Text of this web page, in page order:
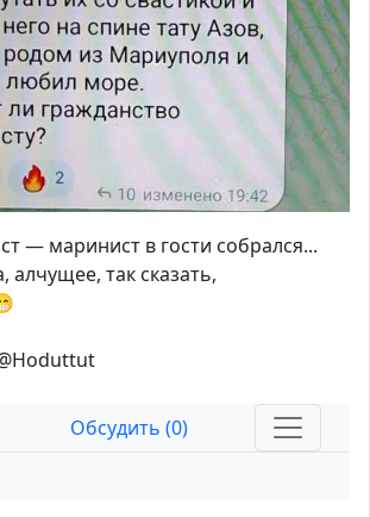
— маринист в гости собрался...
алчущее, так сказать,
Обсудить (0)